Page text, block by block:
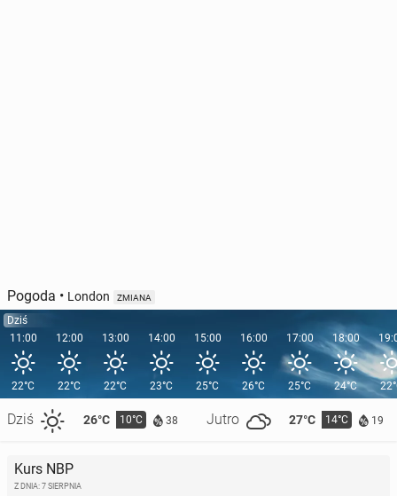
Pogoda • London ZMIANA
Dziś
11:00
22°C
Dziś 26°C 10°C 38 Jutro 27°C 14°C 19
12:00
22°C
13:00
22°C
14:00
23°C
15:00
25°C
16:00
26°C
17:00
25°C
18:00
24°C
Kurs NBP
Z DNIA: 7 SIERPNIA